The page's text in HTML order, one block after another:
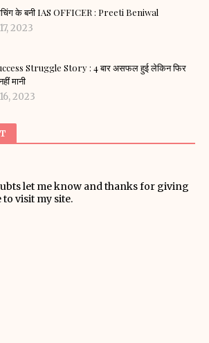
के बनी IAS OFFICER : Preeti Beniwal
2023
Struggle Story : 4 बार असफल हुई लेकिन फिर
मानी
2023
let me know and thanks for giving
visit my site.